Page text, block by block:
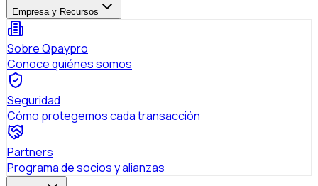
Empresa y Recursos
Sobre Qpaypro
Conoce quiénes somos
Seguridad
Cómo protegemos cada transacción
Partners
Programa de socios y alianzas